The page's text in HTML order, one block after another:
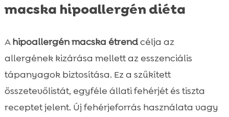
macska hipoallergén diéta
Ahipoallergén macska étrendcélja az
allergének kizárása mellett az esszenciális
tápanyagok biztosítása. Ez a szűkített
összetevőlistát, egyféle állati fehérjét és tiszta
receptet jelent. Új fehérjeforrás használata vagy